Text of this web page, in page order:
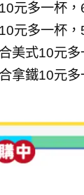
元多一杯
元多一杯
美式10元
拿鐵10元